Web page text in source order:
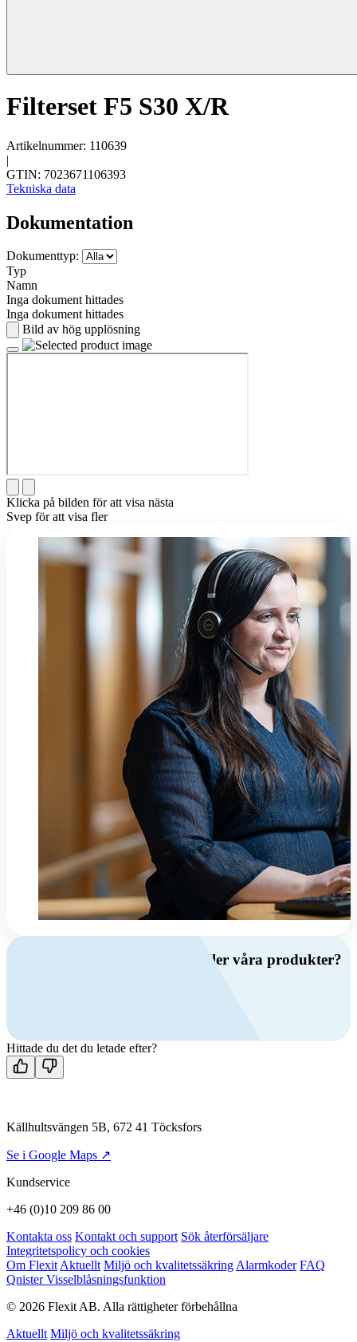
Filterset F5 S30 X/R
Artikelnummer: 110639
|
GTIN: 7023671106393
Tekniska data
Dokumentation
Dokumenttyp:
Typ
Namn
Inga dokument hittades
Inga dokument hittades
Bild av hög upplösning
Klicka på bilden för att visa nästa
Svep för att visa fler
Har du frågor om ventilation eller våra produkter?
Kontakta oss
Hittade du det du letade efter?
Källhultsvängen 5B, 672 41 Töcksfors
Se i Google Maps ↗
Kundservice
+46 (0)10 209 86 00
Kontakta oss Kontakt och support Sök återförsäljare
Integritetspolicy och cookies
Om Flexit Aktuellt Miljö och kvalitetssäkring Alarmkoder FAQ
Qnister Visselblåsningsfunktion
© 2026 Flexit AB. Alla rättigheter förbehållna
Aktuellt Miljö och kvalitetssäkring